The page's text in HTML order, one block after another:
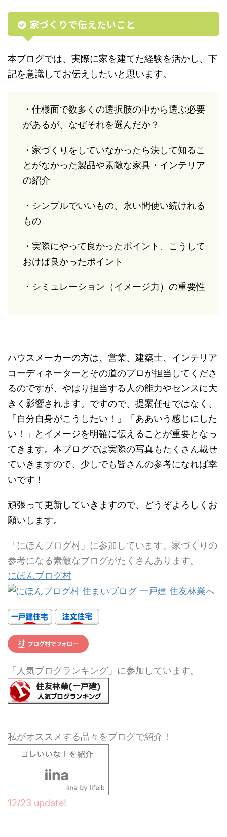
家づくりで伝えたいこと
本ブログでは、実際に家を建てた経験を活かし、下
記を意識してお伝えしたいと思います。
・仕様面で数多くの選択肢の中から選ぶ必要
があるが、なぜそれを選んだか？
・家づくりをしていなかったら決して知るこ
とがなかった製品や素敵な家具・インテリア
の紹介
・シンプルでいいもの、永い間使い続けれる
もの
・実際にやって良かったポイント、こうして
おけば良かったポイント
・シミュレーション（イメージ力）の重要性
ハウスメーカーの方は、営業、建築士、インテリア
コーディネーターとその道のプロが担当してくださ
るのですが、やはり担当する人の能力やセンスに大
きく影響されます。ですので、提案任せではなく、
「自分自身がこうしたい！」「ああいう感じにした
い！」とイメージを明確に伝えることが重要となっ
てきます。本ブログでは実際の写真もたくさん載せ
ていきますので、少しでも皆さんの参考になれば幸
いです！
頑張って更新していきますので、どうぞよろしくお
願いします。
「にほんブログ村」に参加しています。家づくりの
参考になる素敵なブログがたくさんあります。
にほんブログ村
「人気ブログランキング」に参加しています。
私がオススメする品々をブログで紹介！
12/23 update!